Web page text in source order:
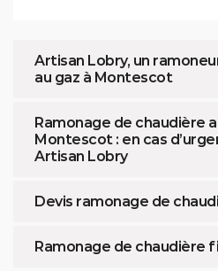
Artisan Lobry, un
au gaz à Montescot
Ramonage de chaudière
Montescot : en cas
Artisan Lobry
Devis ramonage de
Ramonage de chaudière